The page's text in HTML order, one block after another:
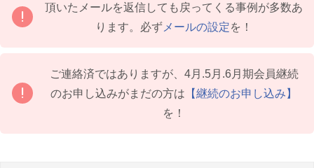
頂いたメールを返信しても戻ってくる事例が多数あ
ります。必ず メールの設定を！
ご連絡済ではありますが、4月.5月.6月期会員継続
のお申し込みがまだの方は 【継続のお申し込み】
を！